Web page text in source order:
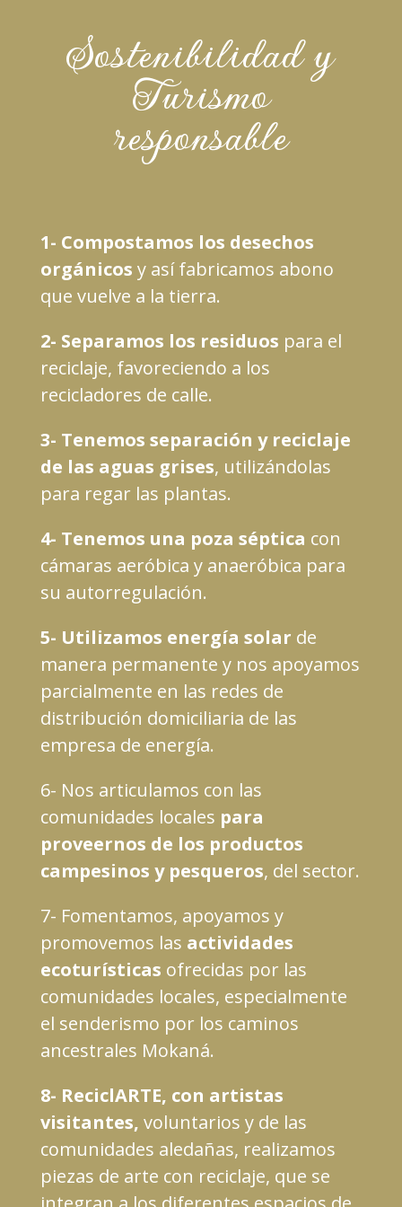
Sostenibilidad y
Turismo
responsable
1- Compostamos los desechos
orgánicos y así fabricamos abono
que vuelve a la tierra.
2- Separamos los residuos para el
reciclaje, favoreciendo a los
recicladores de calle.
3- Tenemos separación y reciclaje
de las aguas grises, utilizándolas
para regar las plantas.
4- Tenemos una poza séptica con
cámaras aeróbica y anaeróbica para
su autorregulación.
5- Utilizamos energía solar de
manera permanente y nos apoyamos
parcialmente en las redes de
distribución domiciliaria de las
empresa de energía.
6- Nos articulamos con las
comunidades locales para
proveernos de los productos
campesinos y pesqueros, del sector.
7- Fomentamos, apoyamos y
promovemos las actividades
ecoturísticas ofrecidas por las
comunidades locales, especialmente
el senderismo por los caminos
ancestrales Mokaná.
8- ReciclARTE, con artistas
visitantes, voluntarios y de las
comunidades aledañas, realizamos
piezas de arte con reciclaje, que se